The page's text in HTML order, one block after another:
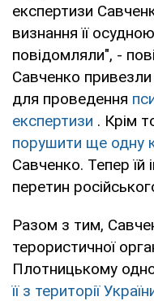
експертизи
визнання її
повідомляли", -
Савченко
для проведення
експертизи . Крім
порушити ще одну
Савченко. Тепер їй
перетин
Разом з тим,
терористичної
Плотницькому
її з території